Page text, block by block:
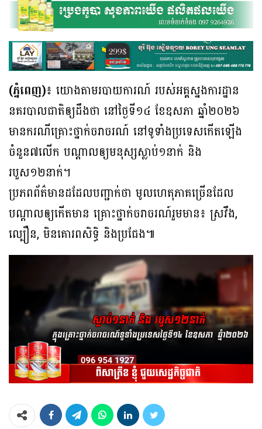
(ភ្នំពេញ)៖ យោងតាមរបាយការណ៍ របស់អគ្គស្នងការដ្ឋាន
នគរបាលជាតិឲ្យដឹងថា នៅថ្ងៃទី១៤ ខែឧសភា ឆ្នាំ២០២៦
មានករណីគ្រោះថ្នាក់ចរាចរណ៍ នៅទូទាំងប្រទេសកើតឡើង
ចំនួន៧លើក បណ្ដាលឲ្យមនុស្សស្លាប់១នាក់ និង
របួស១២នាក់។
ប្រភពព័ត៌មានដដែលបញ្ជាក់ថា មូលហេតុភាគច្រើនដែល
បណ្ដាលឲ្យកើតមាន គ្រោះថ្នាក់ចរាចរណ៍រួមមាន៖ ស្រវឹង,
ល្បឿន, មិនគោរពសិទិ្ធ និងប្រជែង៕